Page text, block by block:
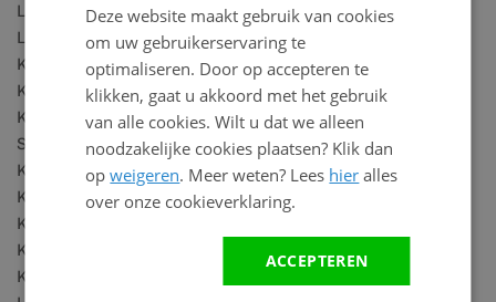
Lattenwand accessoires
Lattenwand panelen
Keralit details
Keralit houtlook
Keralit rabatdelen
SPC vloeren
Keralit dakrandpaneel
Keralit dakkapel
Kunststof schuurtje
Kunststof blokhut
Kunststof overkappingen
Deze website maakt gebruik van cookies
om uw gebruikerservaring te
optimaliseren. Door op accepteren te
klikken, gaat u akkoord met het gebruik
van alle cookies. Wilt u dat we alleen
noodzakelijke cookies plaatsen? Klik dan
opweigeren. Meer weten? Lees hier alles
over onze cookieverklaring.
ACCEPTEREN